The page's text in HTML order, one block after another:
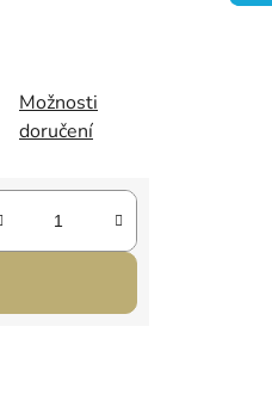
Možnosti
doručení